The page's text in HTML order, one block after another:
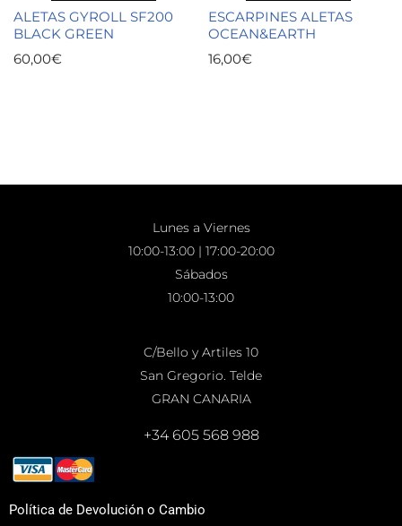
ALETAS GYROLL SF200
BLACK GREEN
60,00€
ESCARPINES ALETAS
OCEAN&EARTH
16,00€
Lunes a Viernes
10:00-13:00 | 17:00-20:00
Sábados
10:00-13:00
C/Bello y Artiles 10
San Gregorio. Telde
GRAN CANARIA
+34 605 568 988
Política de Devolución o Cambio